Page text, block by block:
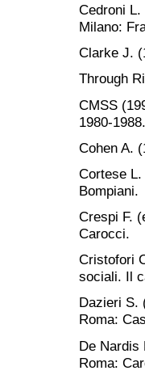
Cedroni
Milano:
Clarke J.
Through
CMSS
1980-
Cohen A.
Cortese
Bompiani.
Crespi F.
Carocci.
Cristofori
sociali. Il
Dazieri S.
Roma:
De Nardis
Roma: